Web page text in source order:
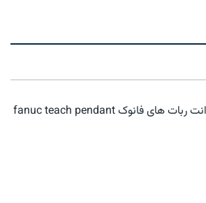
صفحه نمایش تیچ پندانت ربات های فانوک fanuc teach pendant